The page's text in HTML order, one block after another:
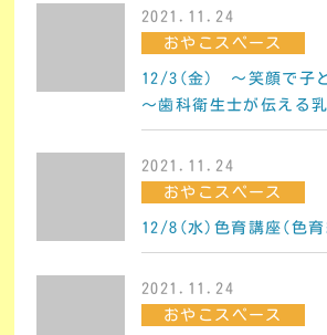
2021.11.24
おやこスペース
12/3(金) ～笑顔で子ど
～歯科衛生士が伝える
講座
2021.11.24
おやこスペース
12/8(水)色育講座(色育
2021.11.24
おやこスペース